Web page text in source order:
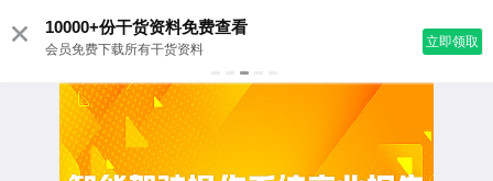
10000+份干货资料免费查看
会员免费下载所有干货资料 立即领取